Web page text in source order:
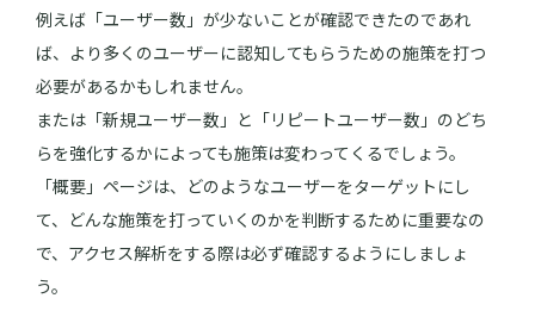
例えば「ユーザー数」が少ないことが確認できたのであれ
ば、より多くのユーザーに認知してもらうための施策を打つ
必要があるかもしれません。
または「新規ユーザー数」と「リピートユーザー数」のどち
らを強化するかによっても施策は変わってくるでしょう。
「概要」ページは、どのようなユーザーをターゲットにし
て、どんな施策を打っていくのかを判断するために重要なの
で、アクセス解析をする際は必ず確認するようにしましょ
う。